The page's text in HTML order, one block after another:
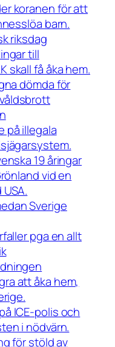
koranen för att
barn.
riksdag
till
skall få åka hem.
dömda för
på illegala
19 åringar
vid en
Sverige
pga en allt
att åka hem,
ICE-polis och
i nödvärn.
för stöld av